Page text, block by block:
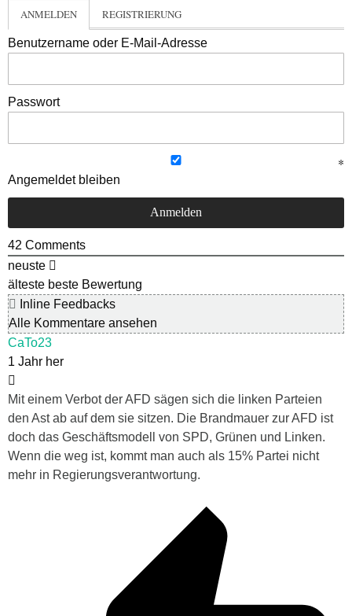
ANMELDEN REGISTRIERUNG
Benutzername oder E-Mail-Adresse
Passwort
Angemeldet bleiben
42 Comments
neuste
älteste beste Bewertung
Inline Feedbacks
Alle Kommentare ansehen
CaTo23
1 Jahr her
Mit einem Verbot der AFD sägen sich die linken Parteien
den Ast ab auf dem sie sitzen. Die Brandmauer zur AFD ist
doch das Geschäftsmodell von SPD, Grünen und Linken.
Wenn die weg ist, kommt man auch als 15% Partei nicht
mehr in Regierungsverantwortung.